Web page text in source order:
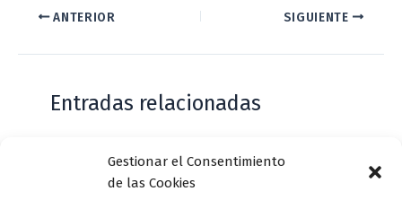
Gestionar el Consentimiento
de las Cookies
ANTERIOR SIGUIENTE
Entradas relacionadas
Casa de Zorrilla conmemorarán el 168
aniversario del estreno de Don Juan